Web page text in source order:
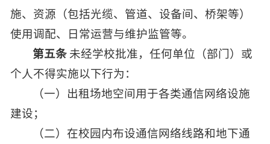
施、资源（包括光缆、管道、设备间、桥架等）
使用调配、日常运营与维护监管等。
第五条 未经学校批准，任何单位（部门）或
个人不得实施以下行为：
（一）出租场地空间用于各类通信网络设施
建设；
（二）在校园内布设通信网络线路和地下通